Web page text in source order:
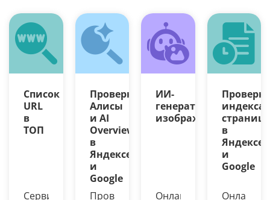
Список
URL
в
ТОП
Сервис
Проверка
Алисы
и AI
Overview
в
Яндексе
и
Google
Проверьте,
ИИ-
генератор
изображений
Онлайн-
Проверка
страниц
в
Яндексе
и
Google
Онлайн-